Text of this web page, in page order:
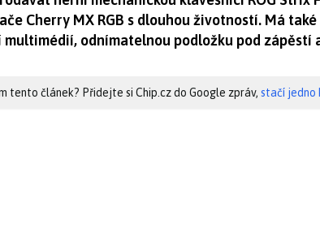
Cherry MX RGB s dlouhou životností. Má
multimédií, odnímatelnou podložku pod zápěstí
tento článek? Přidejte si Chip.cz do Google zpráv, stačí jedno